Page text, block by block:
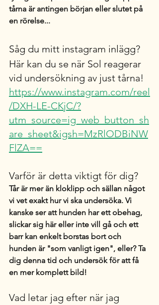
tårna är antingen början eller slutet på
en rörelse...
Såg du mitt instagram inlägg?
Här kan du se när Sol reagerar
vid undersökning av just tårna!
https://www.instagram.com/reel
/DXH-LE-CKjC/?
utm_source=ig_web_button_sh
are_sheet&igsh=MzRlODBiNW
FlZA==
Varför är detta viktigt för dig?
Tår är mer än kloklipp och sällan något
vi vet exakt hur vi ska undersöka. Vi
kanske ser att hunden har ett obehag,
slickar sig här eller inte vill gå och ett
barr kan enkelt borstas bort och
hunden är "som vanligt igen", eller? Ta
dig denna tid och undersök för att få
en mer komplett bild!
Vad letar jag efter när jag